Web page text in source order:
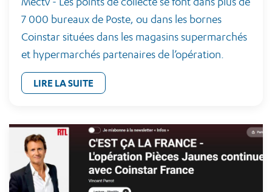
7 000 bureaux de Poste, ou dans les bornes
Coinstar situées dans les magasins supermarchés
et hypermarchés partenaires de l’opération.
LIRE LA SUITE